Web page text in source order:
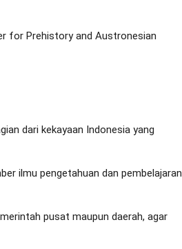
for Prehistory and Austronesian
dari kekayaan Indonesia yang
ilmu pengetahuan dan pembelajaran
pusat maupun daerah, agar